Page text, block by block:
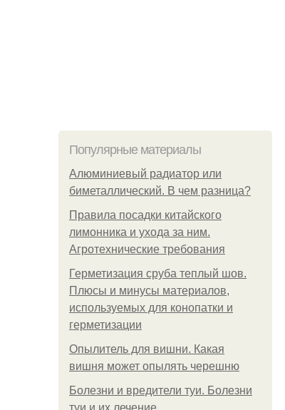
Популярные материалы
Алюминиевый радиатор или
биметаллический. В чем разница?
Правила посадки китайского
лимонника и ухода за ним.
Агротехнические требования
Герметизация сруба теплый шов.
Плюсы и минусы материалов,
используемых для конопатки и
герметизации
Опылитель для вишни. Какая
вишня может опылять черешню
Болезни и вредители туи. Болезни
туи и их лечение